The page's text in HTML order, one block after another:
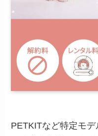
PETKITなど特定モ